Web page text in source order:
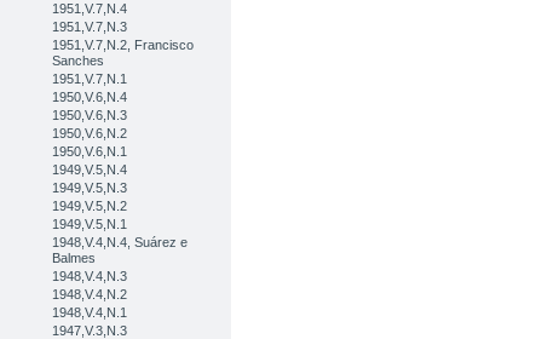
1951,V.7,N.4
1951,V.7,N.3
1951,V.7,N.2, Francisco
Sanches
1951,V.7,N.1
1950,V.6,N.4
1950,V.6,N.3
1950,V.6,N.2
1950,V.6,N.1
1949,V.5,N.4
1949,V.5,N.3
1949,V.5,N.2
1949,V.5,N.1
1948,V.4,N.4, Suárez e
Balmes
1948,V.4,N.3
1948,V.4,N.2
1948,V.4,N.1
1947,V.3,N.3